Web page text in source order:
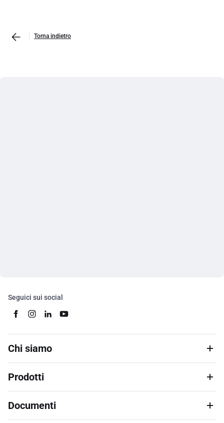
Torna indietro
Seguici sui social
Chi siamo
Prodotti
Documenti